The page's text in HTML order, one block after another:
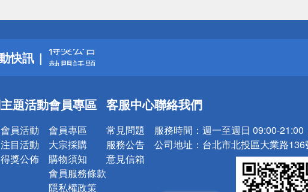
快訊
詐騙網頁！請小心！
得獎公告
熱門話題
銀行優惠
詐騙網頁！請小心！
主題活動
會員活動
注目活動
得獎公佈
會員專區
會員專區
大宗採購
購物須知
會員服務條款
隱私權政策
客服中心
常見問題
服務公告
意見信箱
聯絡我們
服務時間： 週一至週日 09:00-
公司地址： 台北市北投區大業路136